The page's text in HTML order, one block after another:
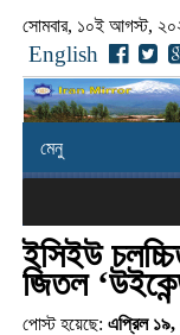
সোমবার, ১০ই আগস্ট, ২০২৬
English
মেনু
ইসিইউ
জিতল
পোস্ট হয়েছে: এপ্রিল